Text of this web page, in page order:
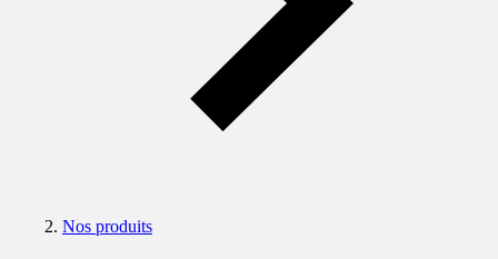
Nos produits